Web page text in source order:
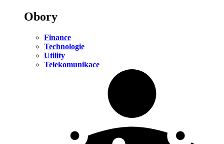
Obory
Finance
Technologie
Utility
Telekomunikace